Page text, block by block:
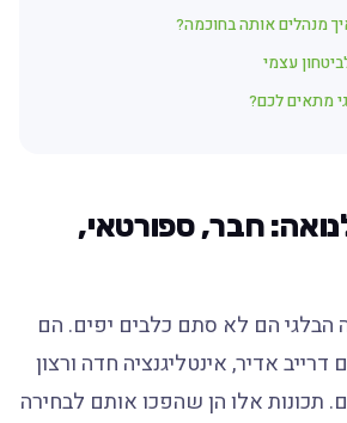
מנהלים אותה בחוכמה?
עצמי
מתאים לכם?
חבר, ספורטאי,
הבלגי הם לא סתם כלבים יפים. הם
אדיר, אינטליגנציה חדה ורצון
תכונות אלו הן שהפכו אותם לבחירה